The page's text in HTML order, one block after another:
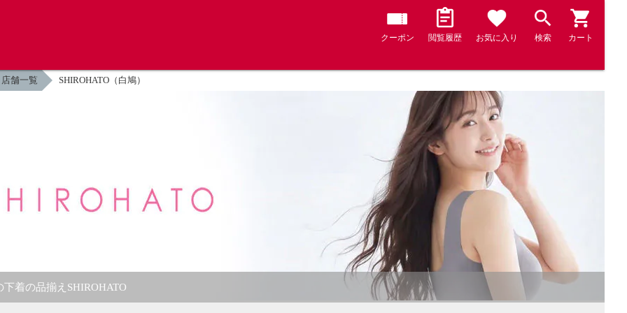
クーポン 閲覧履歴 お気に入り 検索 カート
店舗一覧 SHIROHATO（白鳩）
着の品揃えSHIROHATO